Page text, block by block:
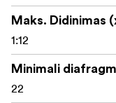
Maks. Didinimas
1:12
Minimali
22